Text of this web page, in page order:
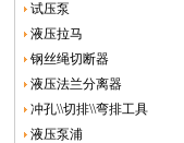
试压泵
液压拉马
钢丝绳切断器
液压法兰分离器
冲孔\\切排\\弯排工具
液压泵浦